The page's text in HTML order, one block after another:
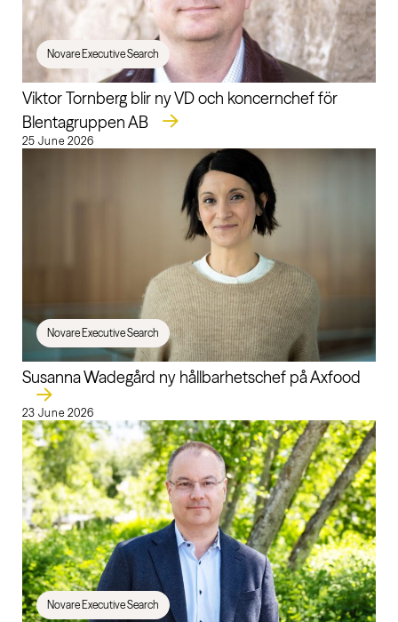
Novare Executive Search
Viktor Tornberg blir ny VD och koncernchef för
Blentagruppen AB
25 June 2026
Novare Executive Search
Susanna Wadegård ny hållbarhetschef på Axfood
23 June 2026
Novare Executive Search